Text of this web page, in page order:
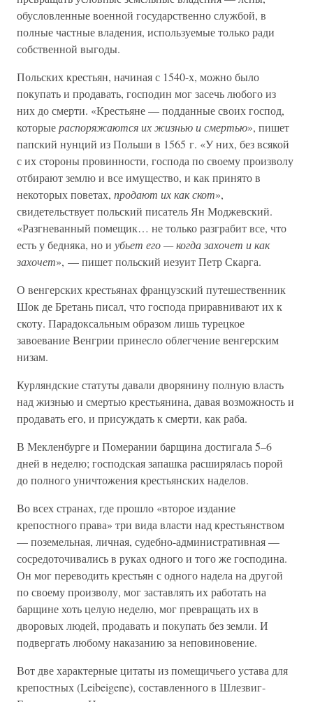
обусловленные военной государственно службой, в
полные частные владения, используемые только ради
собственной выгоды.
Польских крестьян, начиная с 1540-х, можно было
покупать и продавать, господин мог засечь любого из
них до смерти. «Крестьяне — подданные своих господ,
которыераспоряжаются их жизнью и смертью», пишет
папский нунций из Польши в 1565 г. «У них, без всякой
с их стороны провинности, господа по своему произволу
отбирают землю и все имущество, и как принято в
некоторых поветах, продают их как скот»,
свидетельствует польский писатель Ян Моджевский.
«Разгневанный помещик… не только разграбит все, что
есть у бедняка, но и убьет его — когда захочет и как
захочет», — пишет польский иезуит Петр Скарга.
О венгерских крестьянах французский путешественник
Шок де Бретань писал, что господа приравнивают их к
скоту. Парадоксальным образом лишь турецкое
завоевание Венгрии принесло облегчение венгерским
низам.
Курляндские статуты давали дворянину полную власть
над жизнью и смертью крестьянина, давая возможность и
продавать его, и присуждать к смерти, как раба.
В Мекленбурге и Померании барщина достигала 5–6
дней в неделю; господская запашка расширялась порой
до полного уничтожения крестьянских наделов.
Во всех странах, где прошло «второе издание
крепостного права» три вида власти над крестьянством
— поземельная, личная, судебно-административная —
сосредоточивались в руках одного и того же господина.
Он мог переводить крестьян с одного надела на другой
по своему произволу, мог заставлять их работать на
барщине хоть целую неделю, мог превращать их в
дворовых людей, продавать и покупать без земли. И
подвергать любому наказанию за неповиновение.
Вот две характерные цитаты из помещичьего устава для
крепостных (Leibeigene), составленного в Шлезвиг-